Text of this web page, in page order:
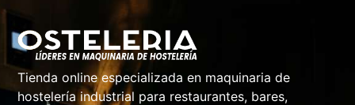
Tienda online especializada en maquinaria de
hostelería industrial para restaurantes, bares,